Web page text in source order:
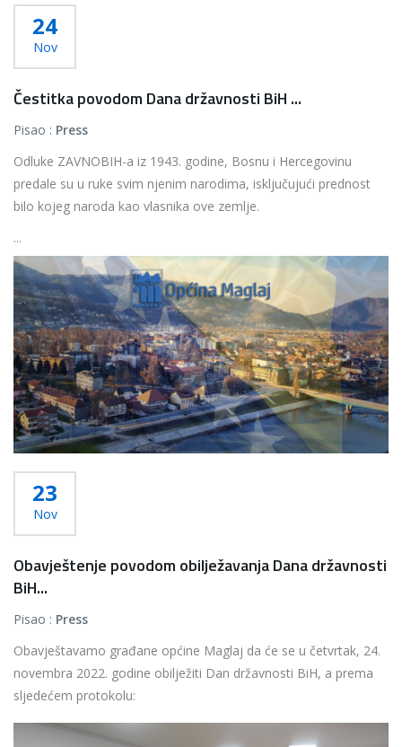
24
Nov
Čestitka povodom Dana državnosti BiH ...
Pisao : Press
Odluke ZAVNOBIH-a iz 1943. godine, Bosnu i Hercegovinu
predale su u ruke svim njenim narodima, isključujući prednost
bilo kojeg naroda kao vlasnika ove zemlje.
...
Više...
23
Nov
Obavještenje povodom obilježavanja Dana državnosti
BiH...
Pisao : Press
Obavještavamo građane općine Maglaj da će se u četvrtak, 24.
novembra 2022. godine obilježiti Dan državnosti BiH, a prema
sljedećem protokolu:
...